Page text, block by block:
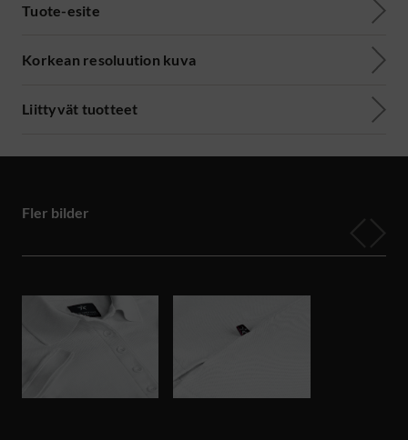
Tuote-esite
Korkean resoluution kuva
Liittyvät tuotteet
Fler bilder